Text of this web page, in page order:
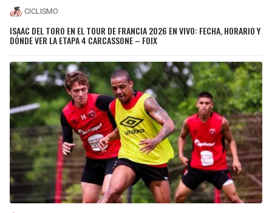
CICLISMO
ISAAC DEL TORO EN EL TOUR DE FRANCIA 2026 EN VIVO: FECHA, HORARIO Y
DÓNDE VER LA ETAPA 4 CARCASSONE – FOIX